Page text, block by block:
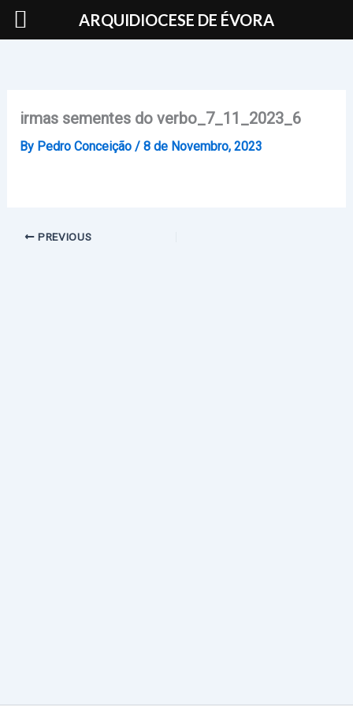
Skip
irmas sementes do verbo_7_11_2023_6
By Pedro Conceição / 8 de Novembro, 2023
PREVIOUS
ARQUIDIOCESE DE ÉVORA